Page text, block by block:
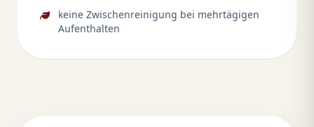
keine Zwischenreinigung bei mehrtägigen
Aufenthalten